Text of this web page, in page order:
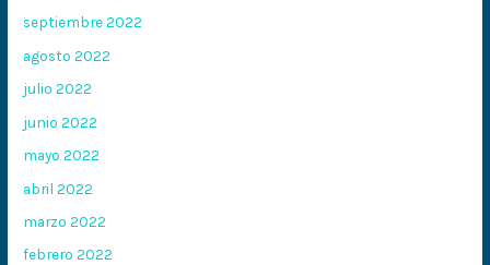
septiembre 2022
agosto 2022
julio 2022
junio 2022
mayo 2022
abril 2022
marzo 2022
febrero 2022